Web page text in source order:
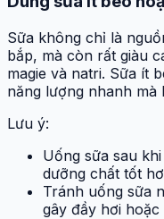
Sữa không chỉ là
bắp, mà còn rất giàu
magie và natri. Sữa ít
năng lượng nhanh mà
Lưu ý:
Uống sữa sau
dưỡng chất tốt
Tránh uống sữa
gây đầy hơi